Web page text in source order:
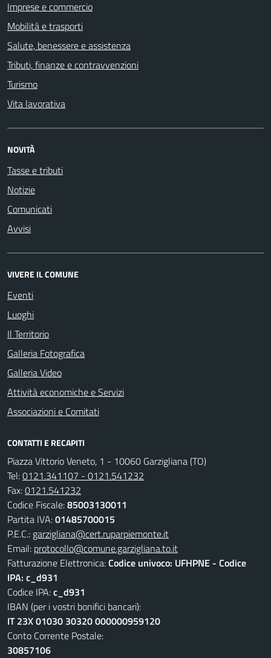
Imprese e commercio
Mobilità e trasporti
Salute, benessere e assistenza
Tributi, finanze e contravvenzioni
Turismo
Vita lavorativa
NOVITÀ
Tasse e tributi
Notizie
Comunicati
Avvisi
VIVERE IL COMUNE
Eventi
Luoghi
Il Territorio
Galleria Fotografica
Galleria Video
Attività economiche e Servizi
Associazioni e Comitati
CONTATTI E RECAPITI
Piazza Vittorio Veneto, 1 - 10060 Garzigliana (TO)
Tel:0121.341107 - 0121.541232
Fax:0121.541232
Codice Fiscale:85003130011
Partita IVA:01485700015
P.E.C.: garzigliana@cert.ruparpiemonte.it
Email: protocollo@comune.garzigliana.to.it
Fatturazione Elettronica:Codice univoco: UFHPNE - Codice
IPA: c_d931
Codice IPA:c_d931
IBAN (per i vostri bonifici bancari):
IT 23X 01030 30320 000000959120
Conto Corrente Postale:
30857106